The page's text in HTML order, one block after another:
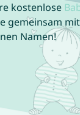
kostenlose
gemeinsam
Namen!